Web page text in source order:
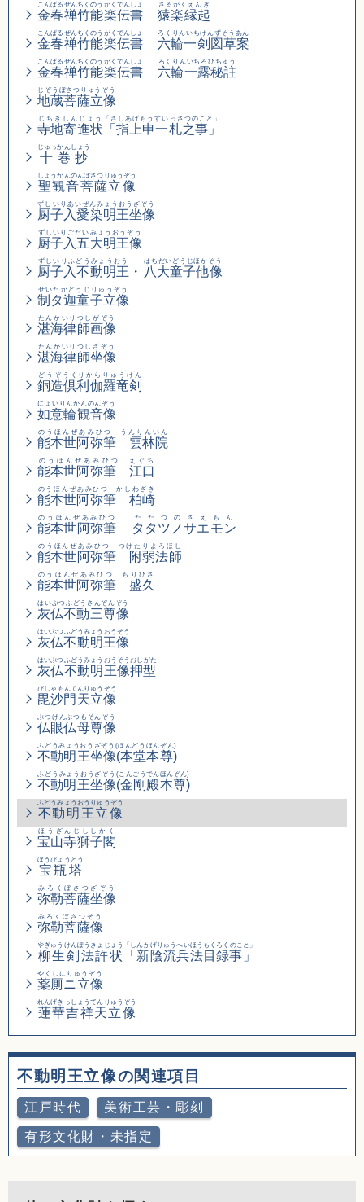
金春禅竹能楽伝書
こんぱるぜんちくのうがくでんしょ
猿楽縁起
さるがくえんぎ
金春禅竹能楽伝書
こんぱるぜんちくのうがくでんしょ
六輪一剣図草案
ろくりんいちけんずそうあん
金春禅竹能楽伝書
こんぱるぜんちくのうがくでんしょ
六輪一露秘註
ろくりんいちろひちゅう
地蔵菩薩立像
じぞうぼさつりゅうぞう
寺地寄進状
じちきしんじょう
「指上申一札之事」
「さしあげもうすいっさつのこと」
十巻抄
じゅっかんしょう
聖観音菩薩立像
しょうかんのんぼさつりゅうぞう
厨子入愛染明王坐像
ずしいりあいぜんみょうおうざぞう
厨子入五大明王像
ずしいりごだいみょうおうぞう
厨子入不動明王
ずしいりふどうみょうおう
・ 八大童子他像
はちだいどうじほかぞう
制タ迦童子立像
せいたかどうじりゅうぞう
湛海律師画像
たんかいりつしがぞう
湛海律師坐像
たんかいりつしざぞう
銅造倶利伽羅竜剣
どうぞうくりからりゅうけん
如意輪観音像
にょいりんかんのんぞう
能本世阿弥筆 雲林院
のうほんぜあみひつ うんりんいん
能本世阿弥筆 江口
のうほんぜあみひつ えぐち
能本世阿弥筆 柏崎
のうほんぜあみひつ かしわざき
能本世阿弥筆
のうほんぜあみひつ
タタツノサエモン
たたつのさえもん
能本世阿弥筆 附弱法師
のうほんぜあみひつ つけたりよろほし
能本世阿弥筆 盛久
のうほんぜあみひつ もりひさ
灰仏不動三尊像
はいぶつふどうさんぞんぞう
灰仏不動明王像
はいぶつふどうみょうおうぞう
灰仏不動明王像押型
はいぶつふどうみょうおうぞうおしがた
毘沙門天立像
びしゃもんてんりゅうぞう
仏眼仏母尊像
ぶつげんぶつもそんぞう
不動明王坐像(本堂本尊)
ふどうみょうおうざぞう(ほんどうほんぞん)
不動明王坐像
ふどうみょうおうざぞう
(金剛殿本尊)
(こんごうでんほんぞん)
不動明王立像
ふどうみょうおうりゅうぞう
宝山寺獅子閣
ほうざんじししかく
宝瓶塔
ほうびょうとう
弥勒菩薩坐像
みろくぼさつざぞう
弥勒菩薩像
みろくぼさつぞう
柳生剣法許状
やぎゅうけんぽうきょじょう
「新陰流兵法目録事」
「しんかげりゅうへいほうもくろくのこと」
薬厠ニ立像
やくしにりゅうぞう
蓮華吉祥天立像
れんげきっしょうてんりゅうぞう
不動明王立像の関連項目
江戸時代 美術工芸・彫刻
有形文化財・未指定